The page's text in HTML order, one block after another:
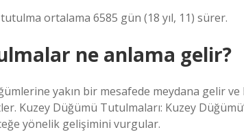
ortalama 6585 gün (18 yıl, 11) sürer.
ne anlama gelir?
yakın bir mesafede meydana gelir
Kuzey Düğümü Tutulmaları: Kuzey
yönelik gelişimini vurgular.